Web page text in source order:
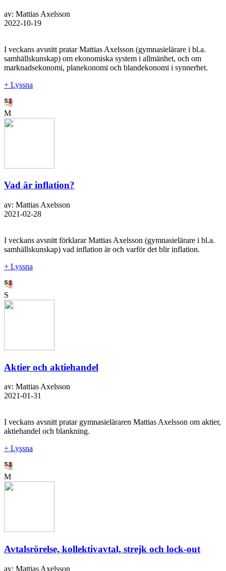
av: Mattias Axelsson
2022-10-19
I veckans avsnitt pratar Mattias Axelsson (gymnasielärare i bl.a.
samhällskunskap) om ekonomiska system i allmänhet, och om
marknadsekonomi, planekonomi och blandekonomi i synnerhet.
+ Lyssna
M
Vad är inflation?
av: Mattias Axelsson
2021-02-28
I veckans avsnitt förklarar Mattias Axelsson (gymnasielärare i bl.a.
samhällskunskap) vad inflation är och varför det blir inflation.
+ Lyssna
S
Aktier och aktiehandel
av: Mattias Axelsson
2021-01-31
I veckans avsnitt pratar gymnasieläraren Mattias Axelsson om aktier,
aktiehandel och blankning.
+ Lyssna
M
Avtalsrörelse, kollektivavtal, strejk och lock-out
av: Mattias Axelsson